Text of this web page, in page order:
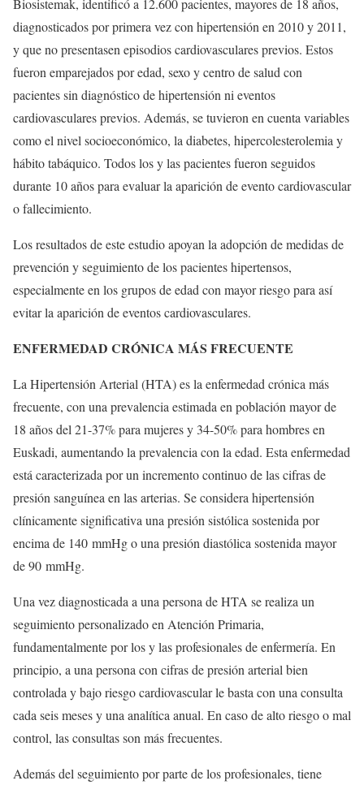
Biosistemak, identificó a 12.600 pacientes, mayores de 18 años,
diagnosticados por primera vez con hipertensión en 2010 y 2011,
y que no presentasen episodios cardiovasculares previos. Estos
fueron emparejados por edad, sexo y centro de salud con
pacientes sin diagnóstico de hipertensión ni eventos
cardiovasculares previos. Además, se tuvieron en cuenta variables
como el nivel socioeconómico, la diabetes, hipercolesterolemia y
hábito tabáquico. Todos los y las pacientes fueron seguidos
durante 10 años para evaluar la aparición de evento cardiovascular
o fallecimiento.
Los resultados de este estudio apoyan la adopción de medidas de
prevención y seguimiento de los pacientes hipertensos,
especialmente en los grupos de edad con mayor riesgo para así
evitar la aparición de eventos cardiovasculares.
ENFERMEDAD CRÓNICA MÁS FRECUENTE
La Hipertensión Arterial (HTA) es la enfermedad crónica más
frecuente, con una prevalencia estimada en población mayor de
18 años del 21-37% para mujeres y 34-50% para hombres en
Euskadi, aumentando la prevalencia con la edad. Esta enfermedad
está caracterizada por un incremento continuo de las cifras de
presión sanguínea en las arterias. Se considera hipertensión
clínicamente significativa una presión sistólica sostenida por
encima de 140 mmHg o una presión diastólica sostenida mayor
de 90 mmHg.
Una vez diagnosticada a una persona de HTA se realiza un
seguimiento personalizado en Atención Primaria,
fundamentalmente por los y las profesionales de enfermería. En
principio, a una persona con cifras de presión arterial bien
controlada y bajo riesgo cardiovascular le basta con una consulta
cada seis meses y una analítica anual. En caso de alto riesgo o mal
control, las consultas son más frecuentes.
Además del seguimiento por parte de los profesionales, tiene